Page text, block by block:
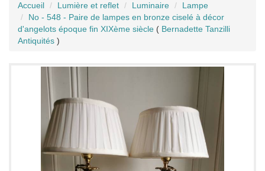
Accueil Lumière et reflet Luminaire
Lampe
No - 548 - Paire de lampes en bronze ciselé à décor
d'angelots époque fin XIXème siècle ( Bernadette Tanzilli
Antiquités )